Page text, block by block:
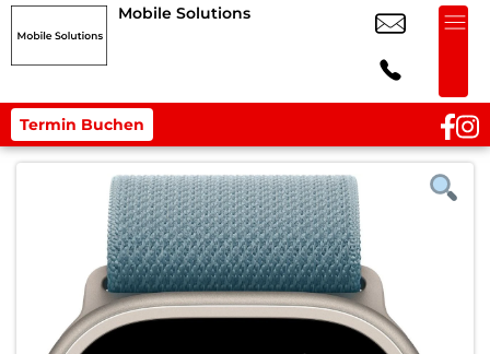
Mobile Solutions
Termin Buchen